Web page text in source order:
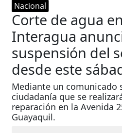
Nacional
Corte de agua
Interagua
suspensión del
desde este
Mediante un comunicado
ciudadanía que se
reparación en la Avenida
Guayaquil.